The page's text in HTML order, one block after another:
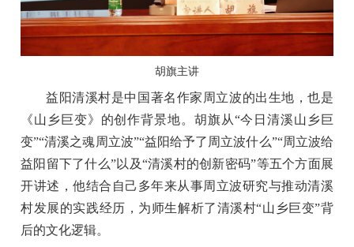
胡旗主讲
益阳清溪村是中国著名作家周立波的出生地，也是
《山乡巨变》的创作背景地。胡旗从“今日清溪山乡巨
变”“清溪之魂周立波”“益阳给予了周立波什么”“周立波给
益阳留下了什么”以及“清溪村的创新密码”等五个方面展
开讲述，他结合自己多年来从事周立波研究与推动清溪
村发展的实践经历，为师生解析了清溪村“山乡巨变”背
后的文化逻辑。